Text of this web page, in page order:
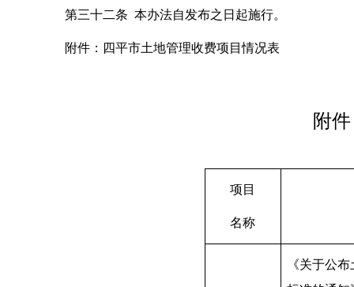
第三十二条 本办法自发布之日起施行。
附件：四平市土地管理收费项目情况表
附
项目
名称
《关于公